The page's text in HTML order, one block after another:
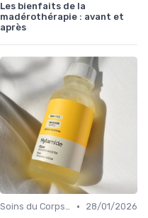
Les bienfaits de la
madérothérapie : avant et
après
Soins du Corps Bio •
28/01/2026